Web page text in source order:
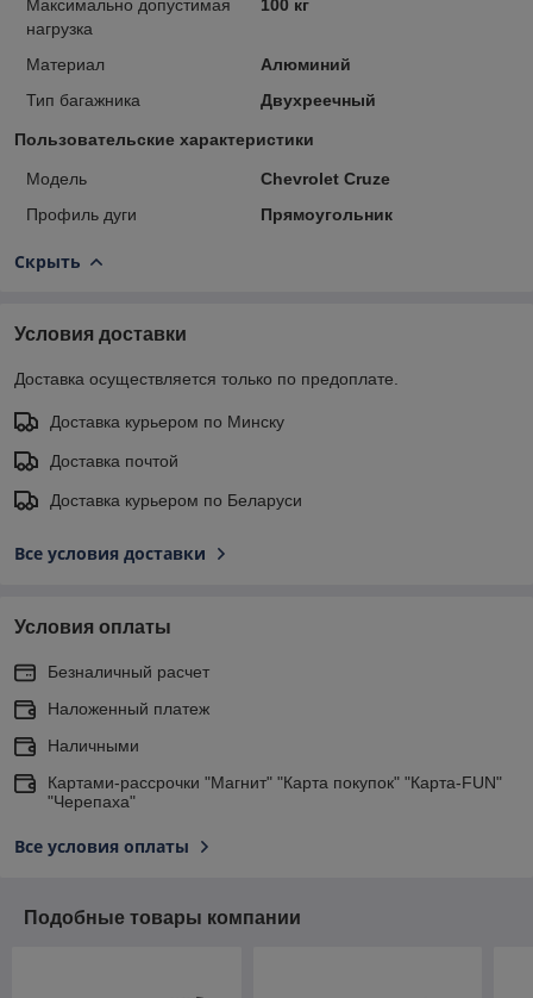
Максимально допустимая
нагрузка
100 кг
Материал
Алюминий
Тип багажника
Двухреечный
Пользовательские характеристики
Модель
Chevrolet Cruze
Профиль дуги
Прямоугольник
Скрыть
Условия доставки
Доставка осуществляется только по предоплате.
Доставка курьером по Минску
Доставка почтой
Доставка курьером по Беларуси
Все условия доставки
Условия оплаты
Безналичный расчет
Наложенный платеж
Наличными
Картами-рассрочки "Магнит" "Карта покупок" "Карта-FUN"
"Черепаха"
Все условия оплаты
Подобные товары компании